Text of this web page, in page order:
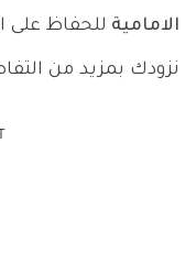
الامامية للحفاظ على
نزودك بمزيد من